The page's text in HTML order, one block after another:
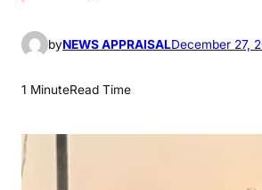
byNEWS APPRAISALDecember 27,
1 MinuteRead Time